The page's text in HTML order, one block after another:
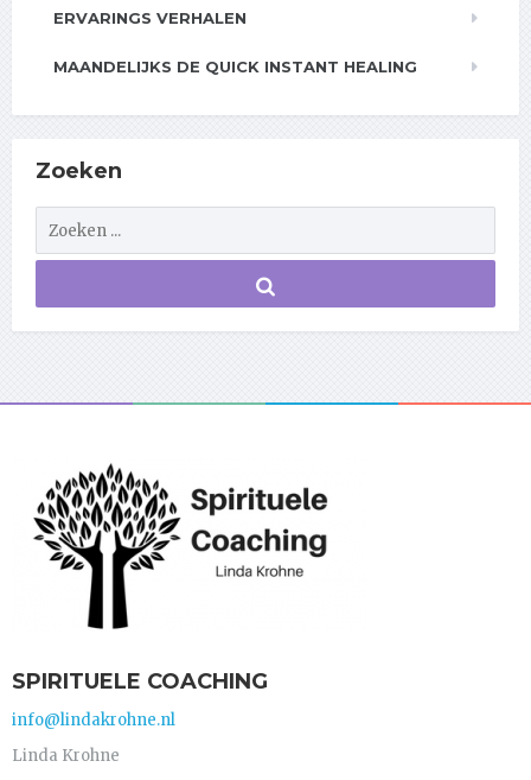
ERVARINGS VERHALEN
MAANDELIJKS DE QUICK INSTANT HEALING
Zoeken
SPIRITUELE COACHING
info@lindakrohne.nl
Linda Krohne